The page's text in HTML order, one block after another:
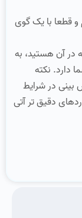
قطعا با یک گوی
در آن هستید، به
دارد. نکته
در شرایط
دقیق تر آتی